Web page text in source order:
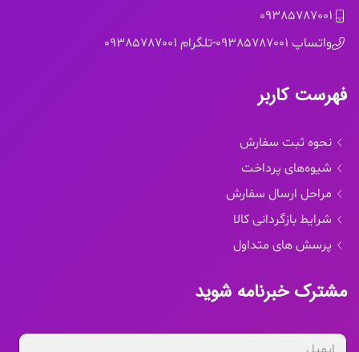
09385787001
واتساپ 09385787001
-تلگرام 09385787001
فهرست کاربر
نحوه ثبت سفارش
شیوه‌های پرداخت
مراحل ارسال سفارش
شرایط بازگردانی کالا
پرسش های متداول
مشترک خبرنامه شوید